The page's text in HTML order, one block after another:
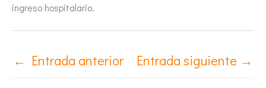
ingreso hospitalario.
← Entrada anterior Entrada siguiente →